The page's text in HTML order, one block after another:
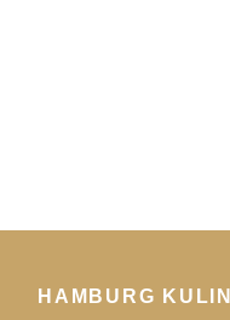
HAMBURG